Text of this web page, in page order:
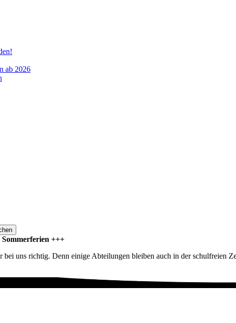
ab 2026
+++
bei uns richtig. Denn einige Abteilungen bleiben auch in der schulfreien